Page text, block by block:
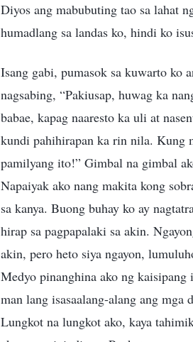
Diyos ang mabubuting tao sa lahat
humadlang sa landas ko, hindi ko
Isang gabi, pumasok sa kuwarto ko
nagsabing, “Pakiusap, huwag ka
babae, kapag naaresto ka uli at
kundi pahihirapan ka rin nila. Kung
pamilyang ito!” Gimbal na gimbal
Napaiyak ako nang makita kong
sa kanya. Buong buhay ko ay
hirap sa pagpapalaki sa akin.
akin, pero heto siya ngayon,
Medyo pinanghina ako ng
man lang isasaalang-alang ang mga
Lungkot na lungkot ako, kaya